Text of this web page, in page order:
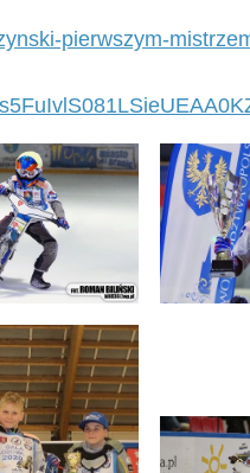
pierwszym-